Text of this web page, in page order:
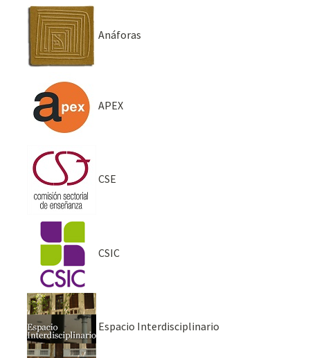
Anáforas
APEX
CSE
CSIC
Espacio Interdisciplinario